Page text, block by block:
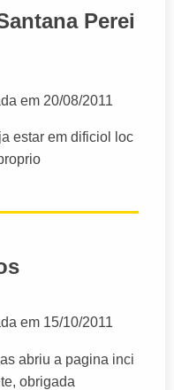
Perei
em 20/08/2011
estar em dificiol loc
em 15/10/2011
abriu a pagina inci
obrigada